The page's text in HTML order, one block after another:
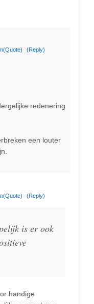
(Quote) (Reply)
redenering
een louter
(Quote) (Reply)
is er ook
handige